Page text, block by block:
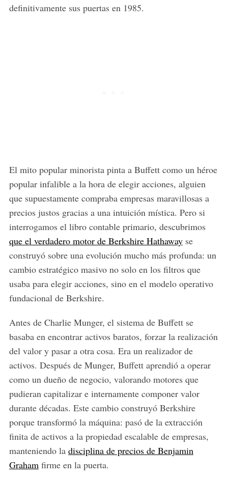
definitivamente sus puertas en 1985.
El mito popular minorista pinta a Buffett como un héroe
popular infalible a la hora de elegir acciones, alguien
que supuestamente compraba empresas maravillosas a
precios justos gracias a una intuición mística. Pero si
interrogamos el libro contable primario, descubrimos
que el verdadero motor de Berkshire Hathawayse
construyó sobre una evolución mucho más profunda: un
cambio estratégico masivo no solo en los filtros que
usaba para elegir acciones, sino en el modelo operativo
fundacional de Berkshire.
Antes de Charlie Munger, el sistema de Buffett se
basaba en encontrar activos baratos, forzar la realización
del valor y pasar a otra cosa. Era un realizador de
activos. Después de Munger, Buffett aprendió a operar
como un dueño de negocio, valorando motores que
pudieran capitalizar e internamente componer valor
durante décadas. Este cambio construyó Berkshire
porque transformó la máquina: pasó de la extracción
finita de activos a la propiedad escalable de empresas,
manteniendo la disciplina de precios de Benjamin
Graham firme en la puerta.